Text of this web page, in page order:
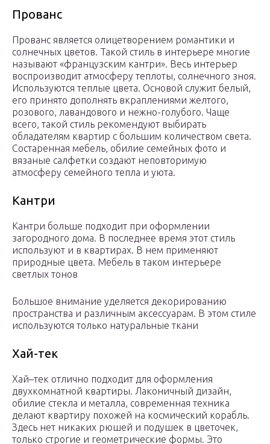
Прованс
Прованс является олицетворением романтики и
солнечных цветов. Такой стиль в интерьере многие
называют «французским кантри». Весь интерьер
воспроизводит атмосферу теплоты, солнечного зноя.
Используются теплые цвета. Основой служит белый,
его принято дополнять вкраплениями желтого,
розового, лавандового и нежно-голубого. Чаще
всего, такой стиль рекомендуют выбирать
обладателям квартир с большим количеством света.
Состаренная мебель, обилие семейных фото и
вязаные салфетки создают неповторимую
атмосферу семейного тепла и уюта.
Кантри
Кантри больше подходит при оформлении
загородного дома. В последнее время этот стиль
используют и в квартирах. В нем применяют
природные цвета. Мебель в таком интерьере
светлых тонов
Большое внимание уделяется декорированию
пространства и различным аксессуарам. В этом стиле
используются только натуральные ткани
Хай-тек
Хай–тек отлично подходит для оформления
двухкомнатной квартиры. Лаконичный дизайн,
обилие стекла и металла, современная техника
делают квартиру похожей на космический корабль.
Здесь нет никаких рюшей и подушек в цветочек,
только строгие и геометрические формы. Это